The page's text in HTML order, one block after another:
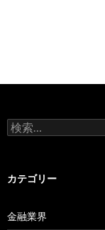
検
索:
カテゴリー
金融業界